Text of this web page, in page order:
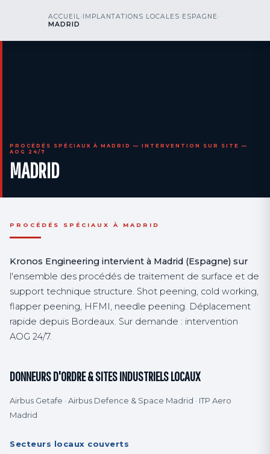
nos
engineering
NOUS APPELER AOG 24/7
PROCÉDÉS SPÉCIAUX À MADRID — INTERVENTION SUR SITE —
AOG 24/7
MADRID
ACCUEIL IMPLANTATIONS LOCALES ESPAGNE
MADRID
PROCÉDÉS SPÉCIAUX À MADRID
Kronos Engineering intervient à Madrid (Espagne) sur
l'ensemble des procédés de traitement de surface et de
support technique structure. Shot peening, cold working,
flapper peening, HFMI, needle peening. Déplacement
rapide depuis Bordeaux. Sur demande : intervention
AOG 24/7.
DONNEURS D'ORDRE & SITES INDUSTRIELS LOCAUX
Airbus Getafe · Airbus Defence & Space Madrid · ITP Aero
Madrid
Secteurs locaux couverts